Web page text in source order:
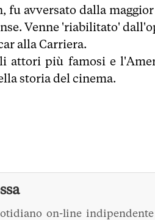
fu avversato dalla
Venne 'riabilitato'
alla Carriera.
attori più famosi e
storia del cinema.
on-line